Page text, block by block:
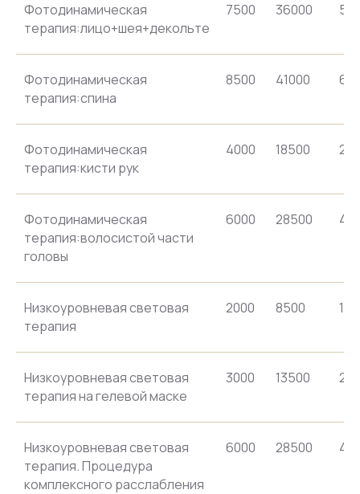
Фотодинамическая
терапия:лицо+шея+декольте
7500 36000
Фотодинамическая
терапия:спина
8500 41000
Фотодинамическая
терапия:кисти рук
4000 18500
Фотодинамическая
терапия:волосистой части
головы
6000 28500
Низкоуровневая световая
терапия
2000 8500
Низкоуровневая световая
терапия на гелевой маске
3000 13500
Низкоуровневая световая
терапия. Процедура
комплексного расслабления
6000 28500